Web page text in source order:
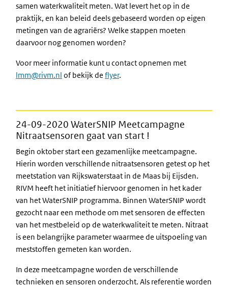
samen waterkwaliteit meten. Wat levert het op in de
praktijk, en kan beleid deels gebaseerd worden op eigen
metingen van de agrariërs? Welke stappen moeten
daarvoor nog genomen worden?
Voor meer informatie kunt u contact opnemen met
lmm@rivm.nl of bekijk de flyer.
24-09-2020 WaterSNIP Meetcampagne
Nitraatsensoren gaat van start !
Begin oktober start een gezamenlijke meetcampagne.
Hierin worden verschillende nitraatsensoren getest op het
meetstation van Rijkswaterstaat in de Maas bij Eijsden.
RIVM heeft het initiatief hiervoor genomen in het kader
van het WaterSNIP programma. Binnen WaterSNIP wordt
gezocht naar een methode om met sensoren de effecten
van het mestbeleid op de waterkwaliteit te meten. Nitraat
is een belangrijke parameter waarmee de uitspoeling van
meststoffen gemeten kan worden.
In deze meetcampagne worden de verschillende
technieken en sensoren onderzocht. Als referentie worden